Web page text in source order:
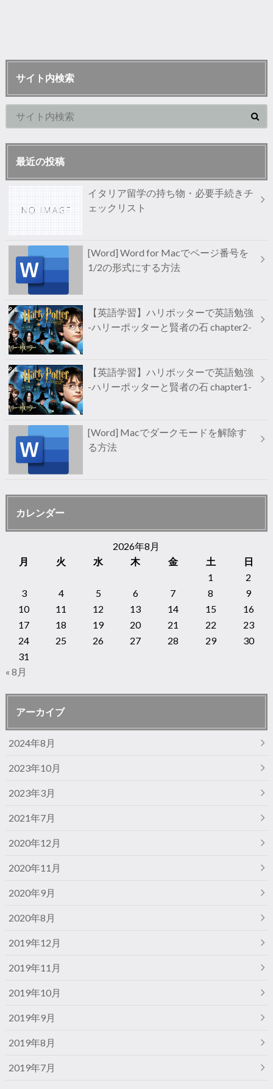
サイト内検索
最近の投稿
イタリア留学の持ち物・必要手続きチ
ェックリスト
[Word] Word for Macでページ番号を
1/2の形式にする方法
【英語学習】ハリポッターで英語勉強
-ハリーポッターと賢者の石 chapter2-
【英語学習】ハリポッターで英語勉強
-ハリーポッターと賢者の石 chapter1-
[Word] Macでダークモードを解除す
る方法
カレンダー
2026年8月
月
火 水 木 金 土
日
1
2
3
4 5 6 7 8
9
10
11 12 13 14 15
16
17
18 19 20 21 22
23
24
25 26 27 28 29
30
31
« 8月
アーカイブ
2024年8月
2023年10月
2023年3月
2021年7月
2020年12月
2020年11月
2020年9月
2020年8月
2019年12月
2019年11月
2019年10月
2019年9月
2019年8月
2019年7月